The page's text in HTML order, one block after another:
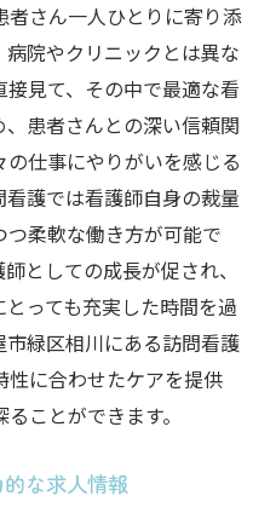
さん一人ひとりに寄り添
院やクリニックとは異な
見て、その中で最適な看
患者さんとの深い信頼関
仕事にやりがいを感じる
護では看護師自身の裁量
柔軟な働き方が可能で
としての成長が促され、
っても充実した時間を過
緑区相川にある訪問看護
性に合わせたケアを提供
ことができます。
な求人情報